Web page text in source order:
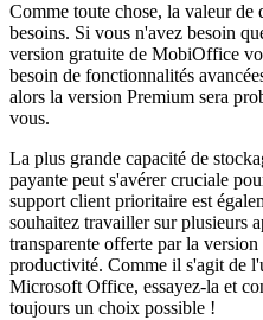
Comme toute chose, la valeur de
besoins. Si vous n'avez besoin
version gratuite de MobiOffice
besoin de fonctionnalités
alors la version Premium sera
vous.
La plus grande capacité de
payante peut s'avérer cruciale
support client prioritaire est
souhaitez travailler sur plusieurs
transparente offerte par la
productivité. Comme il s'agit de
Microsoft Office, essayez-la et
toujours un choix possible !